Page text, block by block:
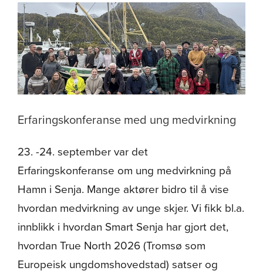
Erfaringskonferanse med ung medvirkning
23. -24. september var det
Erfaringskonferanse om ung medvirkning på
Hamn i Senja. Mange aktører bidro til å vise
hvordan medvirkning av unge skjer. Vi fikk bl.a.
innblikk i hvordan Smart Senja har gjort det,
hvordan True North 2026 (Tromsø som
Europeisk ungdomshovedstad) satser og